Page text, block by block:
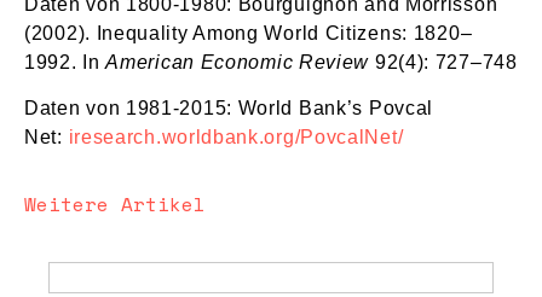
(2002). Inequality Among World Citizens: 1820–
1992. InAmerican Economic Review 92(4): 727–748
Daten von 1981-2015: World Bank’s Povcal
Net: iresearch.worldbank.org/PovcalNet/
Weitere Artikel